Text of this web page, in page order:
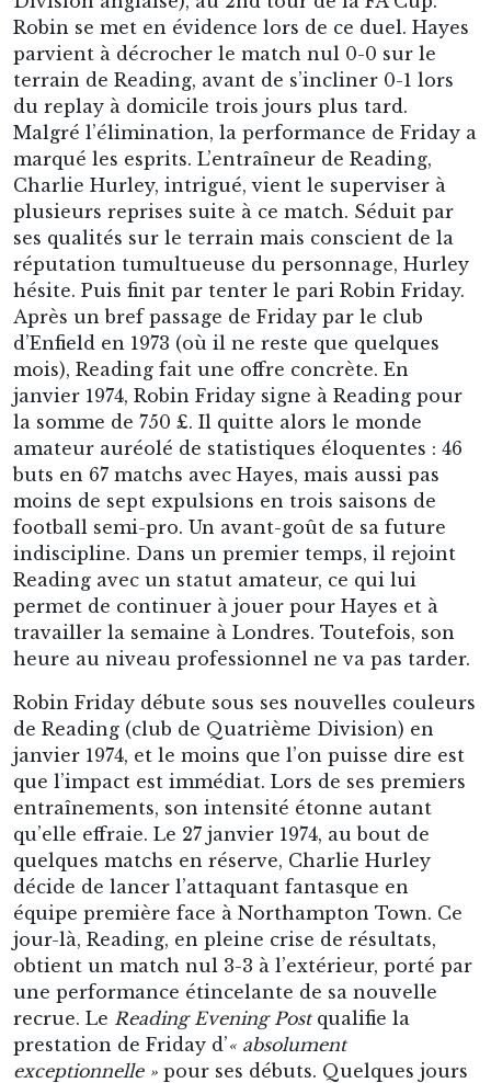
Robin se met en évidence lors de ce duel. Hayes
parvient à décrocher le match nul 0-0 sur le
terrain de Reading, avant de s’incliner 0-1 lors
du replay à domicile trois jours plus tard.
Malgré l’élimination, la performance de Friday a
marqué les esprits. L’entraîneur de Reading,
Charlie Hurley, intrigué, vient le superviser à
plusieurs reprises suite à ce match. Séduit par
ses qualités sur le terrain mais conscient de la
réputation tumultueuse du personnage, Hurley
hésite. Puis finit par tenter le pari Robin Friday.
Après un bref passage de Friday par le club
d’Enfield en 1973 (où il ne reste que quelques
mois), Reading fait une offre concrète. En
janvier 1974, Robin Friday signe à Reading pour
la somme de 750 £. Il quitte alors le monde
amateur auréolé de statistiques éloquentes : 46
buts en 67 matchs avec Hayes, mais aussi pas
moins de sept expulsions en trois saisons de
football semi-pro. Un avant-goût de sa future
indiscipline. Dans un premier temps, il rejoint
Reading avec un statut amateur, ce qui lui
permet de continuer à jouer pour Hayes et à
travailler la semaine à Londres. Toutefois, son
heure au niveau professionnel ne va pas tarder.
Robin Friday débute sous ses nouvelles couleurs
de Reading (club de Quatrième Division) en
janvier 1974, et le moins que l’on puisse dire est
que l’impact est immédiat. Lors de ses premiers
entraînements, son intensité étonne autant
qu’elle effraie. Le 27 janvier 1974, au bout de
quelques matchs en réserve, Charlie Hurley
décide de lancer l’attaquant fantasque en
équipe première face à Northampton Town. Ce
jour-là, Reading, en pleine crise de résultats,
obtient un match nul 3-3 à l’extérieur, porté par
une performance étincelante de sa nouvelle
recrue. Le Reading Evening Postqualifie la
prestation de Friday d’« absolument
exceptionnelle » pour ses débuts. Quelques jours